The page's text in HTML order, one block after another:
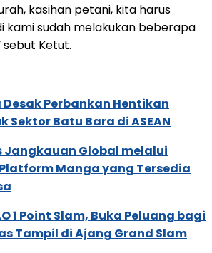
kasihan petani, kita harus
kami sudah melakukan beberapa
Ketut.
Desak Perbankan Hentikan
Sektor Batu Bara di ASEAN
Jangkauan Global melalui
Platform Manga yang Tersedia
1 Point Slam, Buka Peluang bagi
Tampil di Ajang Grand Slam